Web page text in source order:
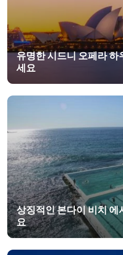
유명한 시드니 오페라 하
세요
상징적인 본다이 비치 에
요